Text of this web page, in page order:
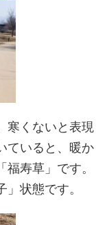
寒くないと表現
ていると、暖か
寿草」です。
状態です。